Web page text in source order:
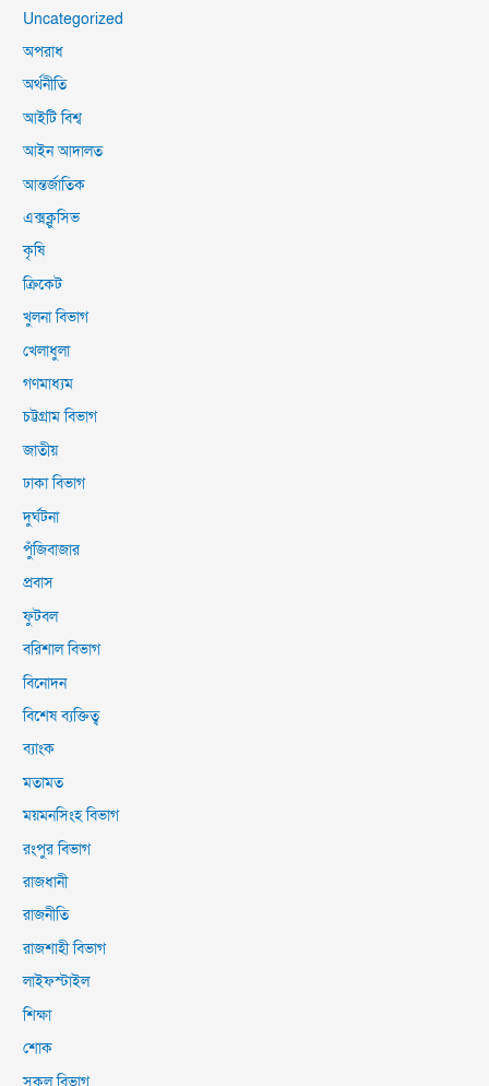
Uncategorized
অপরাধ
অর্থনীতি
আইটি বিশ্ব
আইন আদালত
আন্তর্জাতিক
এক্সক্লুসিভ
কৃষি
ক্রিকেট
খুলনা বিভাগ
খেলাধুলা
গণমাধ্যম
চট্টগ্রাম বিভাগ
জাতীয়
ঢাকা বিভাগ
দুর্ঘটনা
পুঁজিবাজার
প্রবাস
ফুটবল
বরিশাল বিভাগ
বিনোদন
বিশেষ ব্যক্তিত্ব
ব্যাংক
মতামত
ময়মনসিংহ বিভাগ
রংপুর বিভাগ
রাজধানী
রাজনীতি
রাজশাহী বিভাগ
লাইফস্টাইল
শিক্ষা
শোক